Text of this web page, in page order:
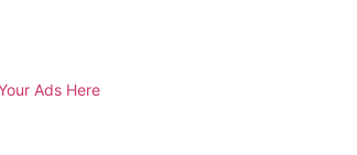
Ads Here